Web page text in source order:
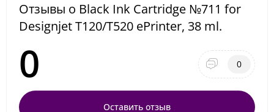
Отзывы о Black Ink Cartridge №711 for
Designjet T120/T520 ePrinter, 38 ml.
0 0
Оставить отзыв